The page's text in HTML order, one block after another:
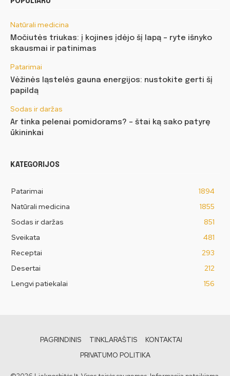
Natūrali medicina
Močiutės triukas: į kojines įdėjo šį lapą – ryte išnyko
skausmai ir patinimas
Patarimai
Vėžinės ląstelės gauna energijos: nustokite gerti šį
papildą
Sodas ir daržas
Ar tinka pelenai pomidorams? – štai ką sako patyrę
ūkininkai
KATEGORIJOS
Patarimai
1894
Natūrali medicina
1855
Sodas ir daržas
851
Sveikata
481
Receptai
293
Desertai
212
Lengvi patiekalai
156
PAGRINDINIS TINKLARAŠTIS
KONTAKTAI
PRIVATUMO POLITIKA